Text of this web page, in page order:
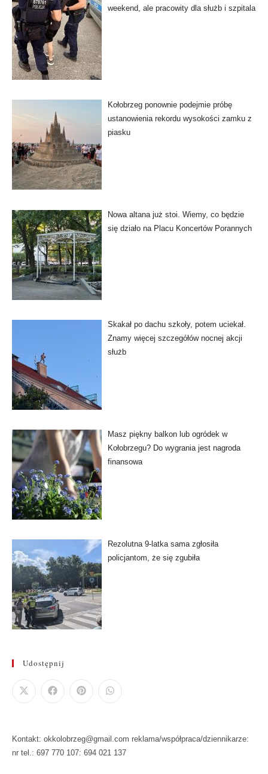
weekend, ale pracowity dla służb i szpitala
Kołobrzeg ponownie podejmie próbę
ustanowienia rekordu wysokości zamku z
piasku
Nowa altana już stoi. Wiemy, co będzie
się działo na Placu Koncertów Porannych
Skakał po dachu szkoły, potem uciekał.
Znamy więcej szczegółów nocnej akcji
służb
Masz piękny balkon lub ogródek w
Kołobrzegu? Do wygrania jest nagroda
finansowa
Rezolutna 9-latka sama zgłosiła
policjantom, że się zgubiła
Udostępnij
Kontakt: okkolobrzeg@gmail.com reklama/współpraca/dziennikarze:
nr tel.: 697 770 107: 694 021 137